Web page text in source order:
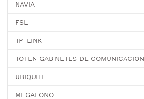
NAVIA
FSL
TP-LINK
TOTEN GABINETES DE COMUNICACION
UBIQUITI
MEGAFONO